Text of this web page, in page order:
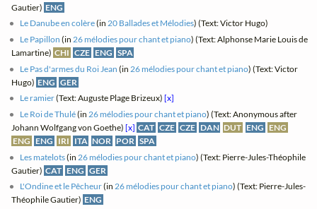
Gautier) ENG
Le Danube en colère(in20 Ballades et Mélodies) (Text: Victor Hugo)
Le Papillon (in 26 mélodies pour chant et piano) (Text: Alphonse Marie Louis de
Lamartine) CHI CZE ENG SPA
Le Pas d'armes du Roi Jean (in 26 mélodies pour chant et piano) (Text: Victor
Hugo) ENG GER
Le ramier(Text: Auguste Plage Brizeux)[x]
Le Roi de Thulé(in 26 mélodies pour chant et piano) (Text: Anonymous after
Johann Wolfgang von Goethe)[x] CAT CZE CZE DAN DUT ENG ENG
ENG ENG IRI ITA NOR POR SPA
Les matelots(in 26 mélodies pour chant et piano) (Text: Pierre-Jules-Théophile
Gautier) CAT ENG GER
L'Ondine et le Pêcheur(in26 mélodies pour chant et piano) (Text: Pierre-Jules-
Théophile Gautier) ENG